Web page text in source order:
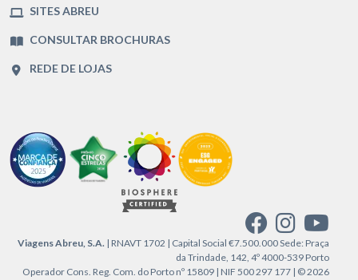
SITES ABREU
CONSULTAR BROCHURAS
REDE DE LOJAS
Viagens Abreu, S.A. | RNAVT 1702 | Capital Social €7.500.000 Sede: Praça
da Trindade, 142, 4º 4000-539 Porto
Operador Cons. Reg. Com. do Porto nº 15809 | NIF 500 297 177 | © 2026